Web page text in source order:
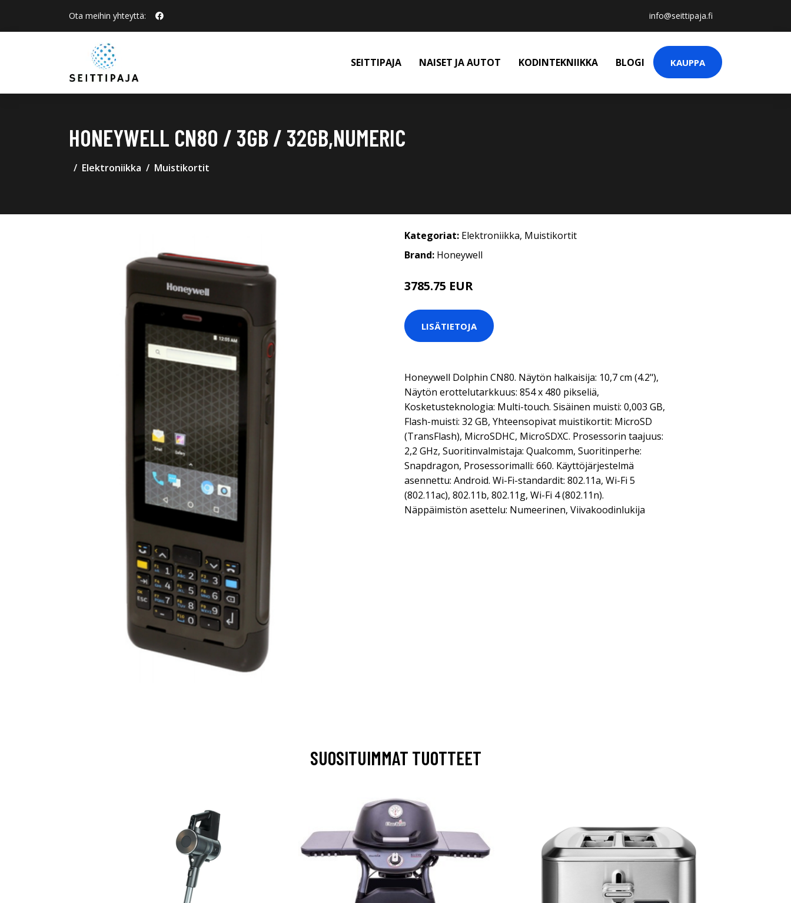
Ota meihin yhteyttä: info@seittipaja.fi
SEITTIPAJA NAISET JA AUTOT KODINTEKNIIKKA BLOGI KAUPPA
HONEYWELL CN80 / 3GB / 32GB,NUMERIC
Elektroniikka Muistikortit
Kategoriat: Elektroniikka, Muistikortit
Brand: Honeywell
3785.75 EUR
LISÄTIETOJA
Honeywell Dolphin CN80. Näytön halkaisija: 10,7 cm (4.2"),
Näytön erottelutarkkuus: 854 x 480 pikseliä,
Kosketusteknologia: Multi-touch. Sisäinen muisti: 0,003 GB,
Flash-muisti: 32 GB, Yhteensopivat muistikortit: MicroSD
(TransFlash), MicroSDHC, MicroSDXC. Prosessorin taajuus:
2,2 GHz, Suoritinvalmistaja: Qualcomm, Suoritinperhe:
Snapdragon, Prosessorimalli: 660. Käyttöjärjestelmä
asennettu: Android. Wi-Fi-standardit: 802.11a, Wi-Fi 5
(802.11ac), 802.11b, 802.11g, Wi-Fi 4 (802.11n).
Näppäimistön asettelu: Numeerinen, Viivakoodinlukija
SUOSITUIMMAT TUOTTEET